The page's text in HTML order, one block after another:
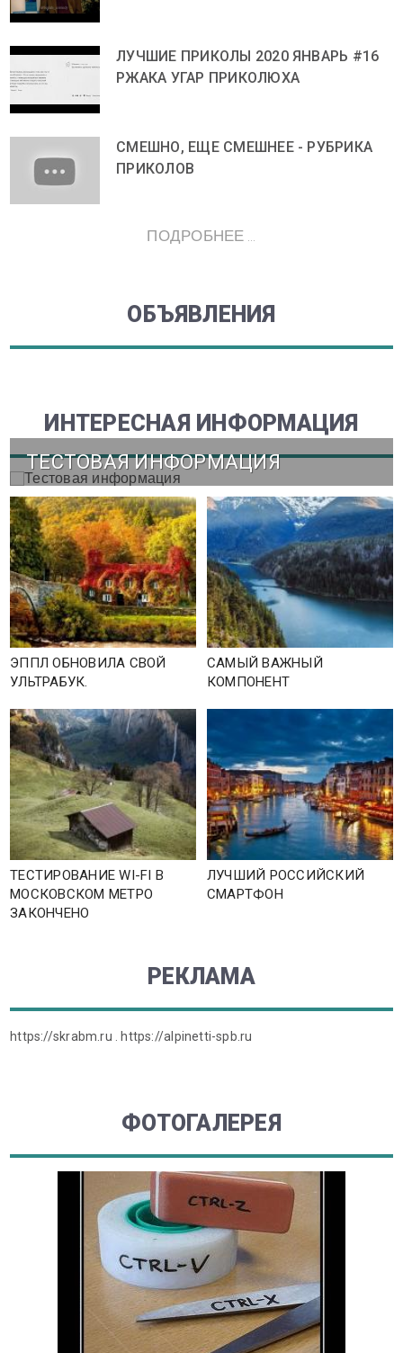
ЛУЧШИЕ ПРИКОЛЫ 2020 ЯНВАРЬ #16
РЖАКА УГАР ПРИКОЛЮХА
СМЕШНО, ЕЩЕ СМЕШНЕЕ - РУБРИКА
ПРИКОЛОВ
ПОДРОБНЕЕ ...
ОБЪЯВЛЕНИЯ
ИНТЕРЕСНАЯ ИНФОРМАЦИЯ
ТЕСТОВАЯ ИНФОРМАЦИЯ
ЭППЛ ОБНОВИЛА СВОЙ
УЛЬТРАБУК.
САМЫЙ ВАЖНЫЙ
КОМПОНЕНТ
ТЕСТИРОВАНИЕ WI-FI В
МОСКОВСКОМ МЕТРО
ЗАКОНЧЕНО
ЛУЧШИЙ РОССИЙСКИЙ
СМАРТФОН
РЕКЛАМА
https://skrabm.ru . https://alpinetti-spb.ru
ФОТОГАЛЕРЕЯ